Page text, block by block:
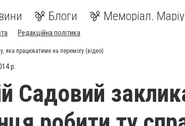
Блоги Меморіал.
Редакційна політика
яка працюватиме на перемогу (відео)
р.
Садовий